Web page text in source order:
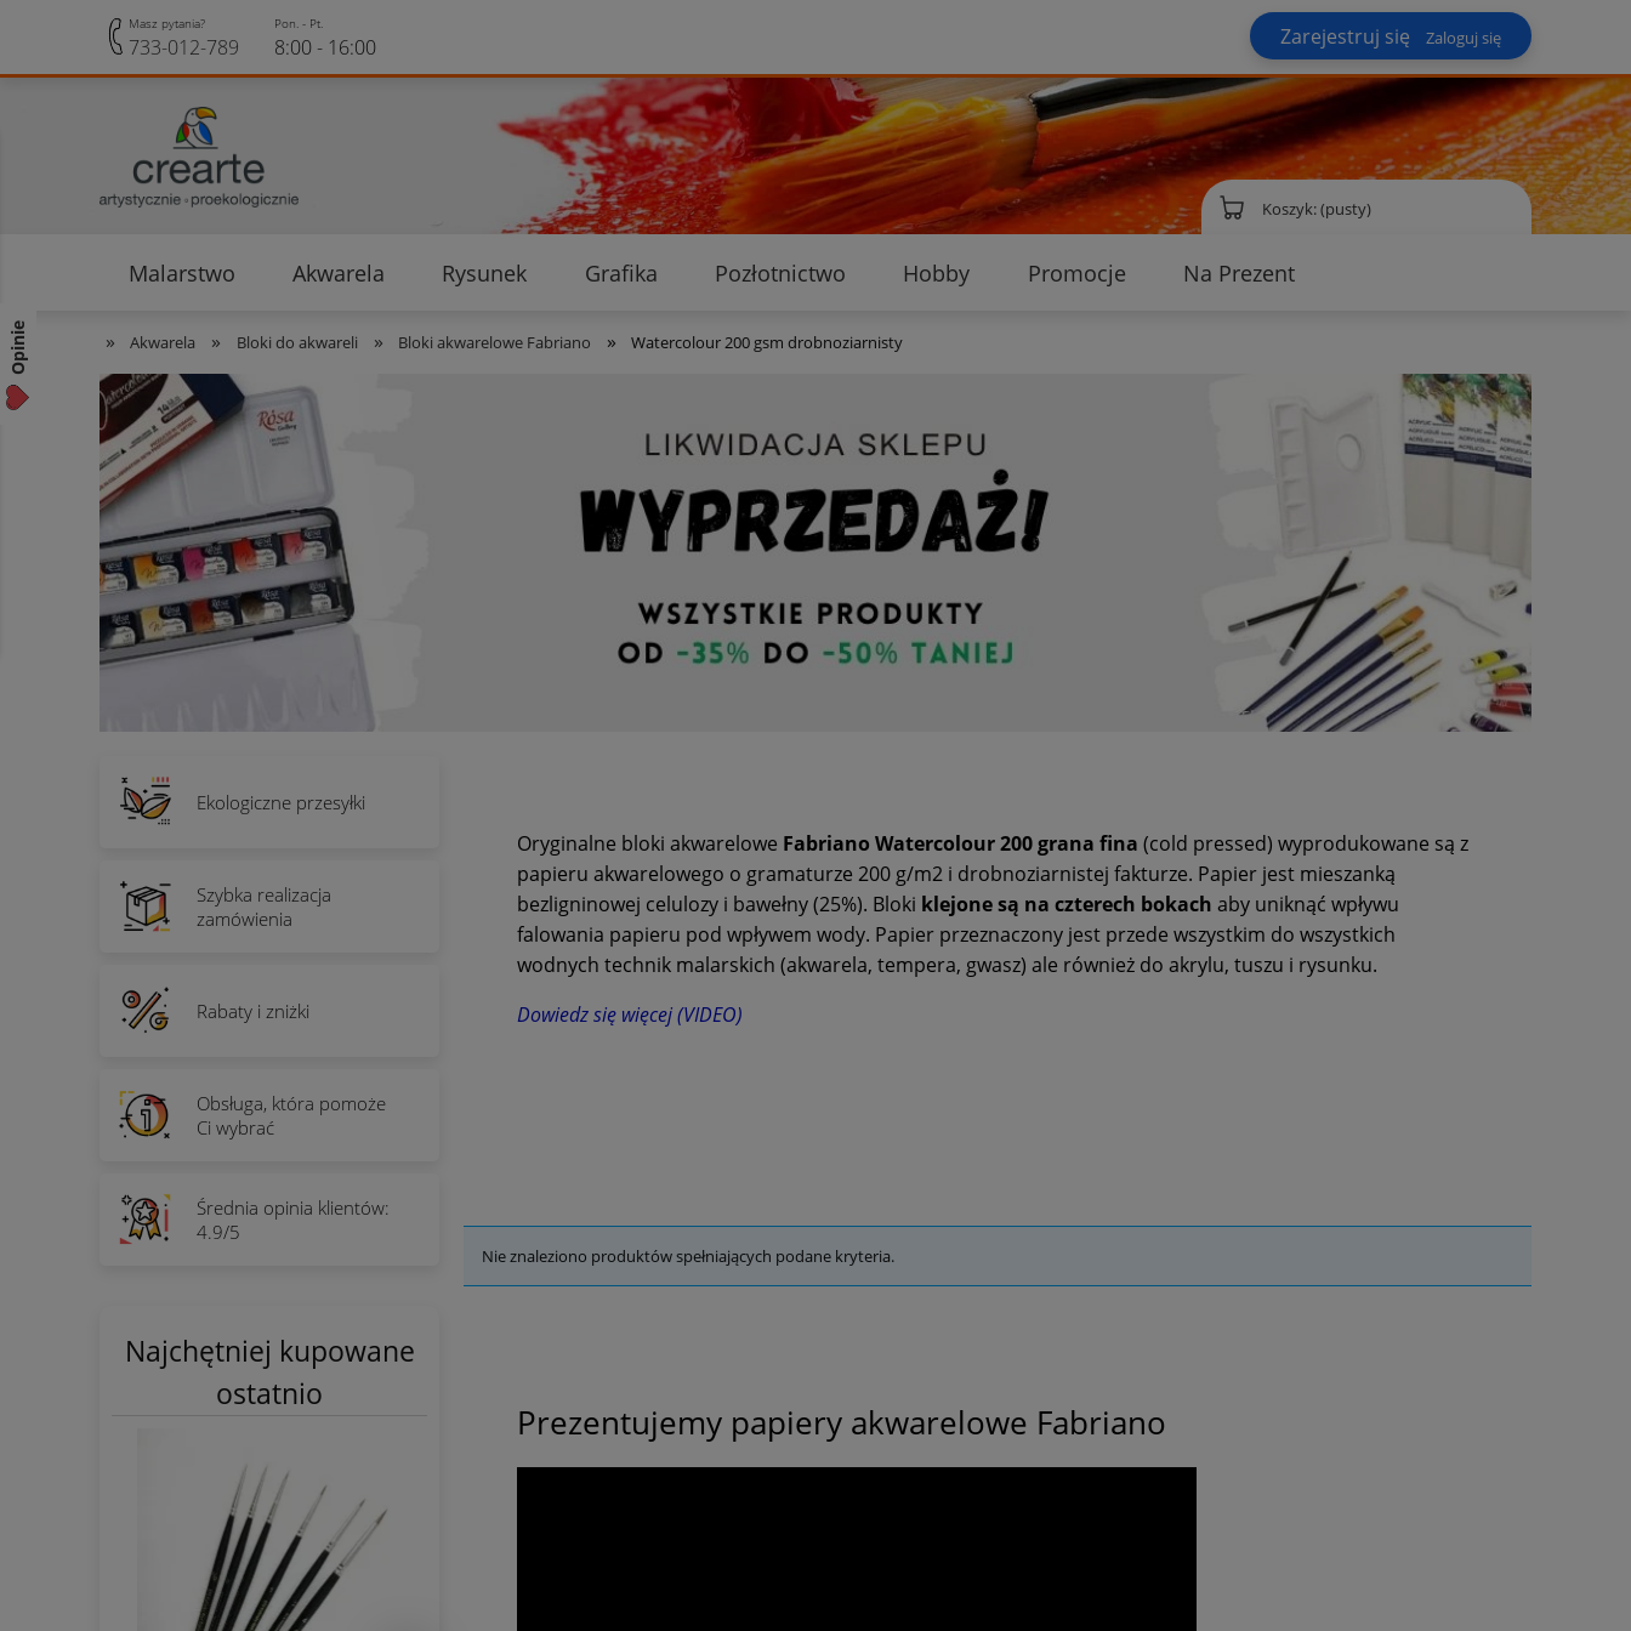
Zarejestruj się Zaloguj się
Koszyk:(pusty)
Malarstwo Akwarela Rysunek Grafika Pozłotnictwo Hobby Promocje
Na Prezent
» Akwarela » Bloki do akwareli » Bloki akwarelowe Fabriano » Watercolour 200 gsm drobnoziarnisty
Ekologiczne przesyłki
Szybka realizacja
zamówienia
Rabaty i zniżki
Obsługa, która pomoże
Ci wybrać
Średnia opinia klientów:
4.9/5
Najchętniej kupowane
ostatnio
Oryginalne bloki akwarelowe Fabriano Watercolour 200 grana fina (cold pressed) wyprodukowane są z
papieru akwarelowego o gramaturze 200 g/m2 i drobnoziarnistej fakturze. Papier jest mieszanką
bezligninowej celulozy i bawełny (25%). Bloki klejone są na czterech bokach aby uniknąć wpływu
falowania papieru pod wpływem wody. Papier przeznaczony jest przede wszystkim do wszystkich
wodnych technik malarskich (akwarela, tempera, gwasz) ale również do akrylu, tuszu i rysunku.
Dowiedz się więcej (VIDEO)
Nie znaleziono produktów spełniających podane kryteria.
Prezentujemy papiery akwarelowe Fabriano
Masz pytania?
733-012-789
Pon. - Pt.
8:00 - 16:00
Opinie